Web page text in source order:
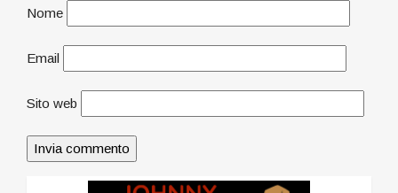
Nome
Email
Sito web